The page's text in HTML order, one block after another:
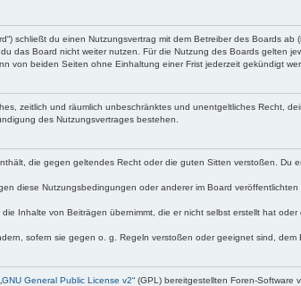
schließt du einen Nutzungsvertrag mit dem Betreiber des Boards
das Board nicht weiter nutzen. Für die Nutzung des Boards gelten
von beiden Seiten ohne Einhaltung einer Frist jederzeit gekündigt
zeitlich und räumlich unbeschränktes und unentgeltliches Recht,
des Nutzungsvertrages bestehen.
die gegen geltendes Recht oder die guten Sitten verstoßen.
diese Nutzungsbedingungen oder anderer im Board
Inhalte von Beiträgen übernimmt, die er nicht selbst erstellt hat
sofern sie gegen o. g. Regeln verstoßen oder geeignet sind, dem
GNU General Public License v2“ (GPL) bereitgestellten Foren-